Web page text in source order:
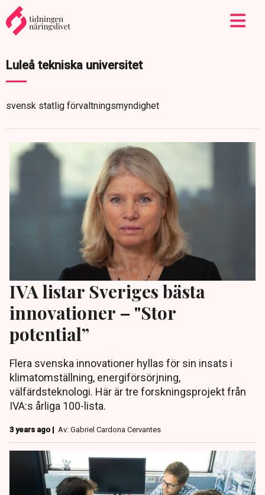
Luleå tekniska universitet
svensk statlig förvaltningsmyndighet
IVA listar Sveriges bästa
innovationer – "Stor
potential”
Flera svenska innovationer hyllas för sin insats i
klimatomställning, energiförsörjning,
välfärdsteknologi. Här är tre forskningsprojekt från
IVA:s årliga 100-lista.
3 years ago | Av: Gabriel Cardona Cervantes